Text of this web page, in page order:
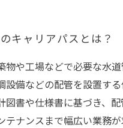
キャリアパスとは？
物や工場などで必要な水
備などの配管を設置する
図書や仕様書に基づき、
テナンスまで幅広い業務